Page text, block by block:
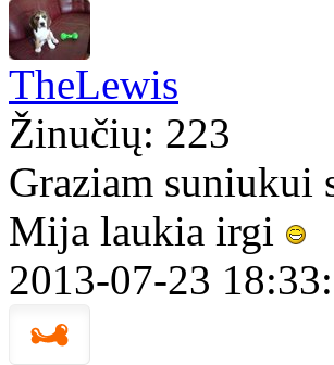
TheLewis
Žinučių: 223
Graziam
Mija laukia irgi
2013-07-23